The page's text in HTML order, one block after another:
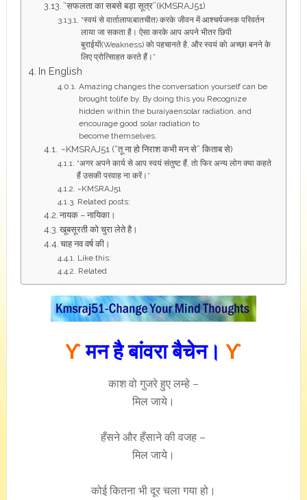
“सफलता का सबसे बड़ा सूत्र”(KMSRAJ51)
“स्वयं से वार्तालाप(बातचीत) करके जीवन में आश्चर्यजनक परिवर्तन
लाया जा सकता है। ऐसा करके आप अपने भीतर छिपी
बुराईयाें(Weakness) काे पहचानते है, और स्वयं काे अच्छा बनने के
लिए प्रोत्सािहत करते हैं।”
In English
Amazing changes the conversation yourself can be
brought tolife by. By doing this you Recognize
hidden within the buraiyaensolar radiation, and
encourage good solar radiation to
become themselves.
~KMSRAJ51 (“तू ना हो निराश कभी मन से” किताब से)
“अगर अपने कार्य से आप स्वयं संतुष्ट हैं, ताे फिर अन्य लोग क्या कहते
हैं उसकी परवाह ना करें।”
~KMSRAJ51
Related posts:
नायक – नायिका।
खूबसूरती को चुरा लेते है।
चाह नव वर्ष की।
Like this:
Related
ϒमन है बांवरा बैचेन। ϒ
काश वो गुजरे हुए लम्हे –
मिल जाये।
हँसने और हँसाने की वजह –
मिल जाये।
कोई कितना भी दूर चला गया हो।